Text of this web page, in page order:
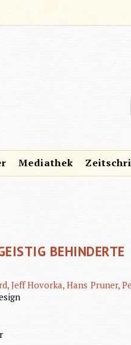
Mediathek
BEHINDERTE
Jeff Hovorka, Hans Pruner,